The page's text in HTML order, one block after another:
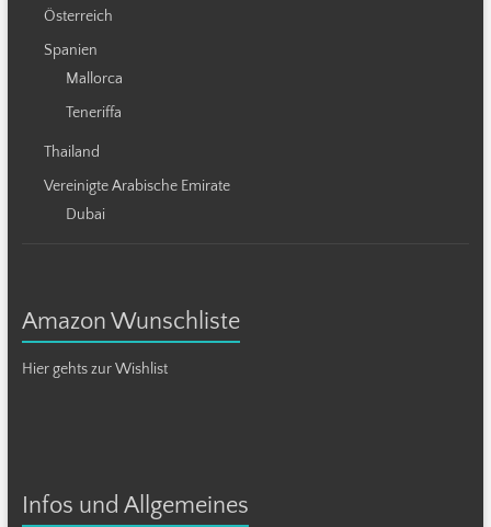
Österreich
Spanien
Mallorca
Teneriffa
Thailand
Vereinigte Arabische Emirate
Dubai
Amazon Wunschliste
Hier gehts zur Wishlist
Infos und Allgemeines